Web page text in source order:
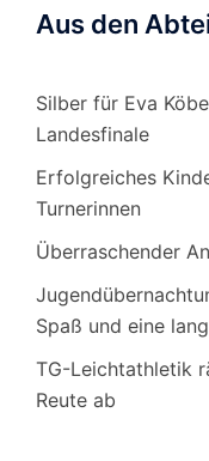
Aus den
Silber für Eva
Landesfinale
Erfolgreiches
Turnerinnen
Überraschender
Spaß und eine
TG-Leichtathletik
Reute ab